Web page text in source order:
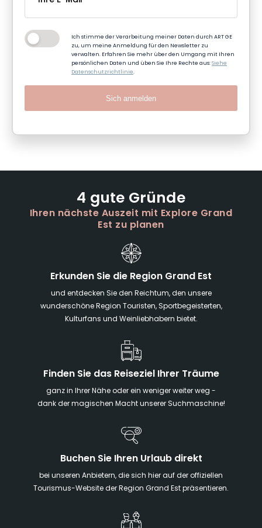
Ich stimme der Verarbeitung meiner Daten durch ART GE
zu, um meine Anmeldung für den Newsletter zu
verwalten. Erfahren Sie mehr über den Umgang mit Ihren
persönlichen Daten und üben Sie Ihre Rechte aus:Siehe
Datenschutzrichtlinie.
Sich anmelden
4 gute Gründe
Ihren nächste Auszeit mit Explore Grand
Est zu planen
Erkunden Sie die Region Grand Est
und entdecken Sie den Reichtum, den unsere
wunderschöne Region Touristen, Sportbegeisterten,
Kulturfans und Weinliebhabern bietet.
Finden Sie das Reiseziel Ihrer Träume
ganz in Ihrer Nähe oder ein weniger weiter weg -
dank der magischen Macht unserer Suchmaschine!
Buchen Sie Ihren Urlaub direkt
bei unseren Anbietern, die sich hier auf der offiziellen
Tourismus-Website der Region Grand Est präsentieren.